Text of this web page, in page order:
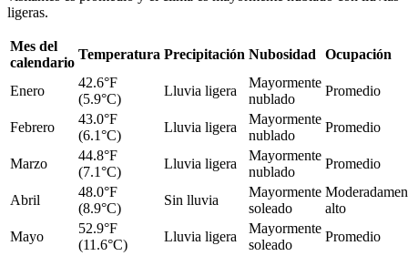
ligeras.
Mes del
calendario
Temperatura Precipitación Nubosidad Ocupación
Enero
42.6°F
(5.9°C)
Lluvia ligera
Mayormente
nublado
Promedio
Febrero
43.0°F
(6.1°C)
Lluvia ligera
Mayormente
nublado
Promedio
Marzo
44.8°F
(7.1°C)
Lluvia ligera
Mayormente
nublado
Promedio
Abril
48.0°F
(8.9°C)
Sin lluvia
Mayormente
soleado
alto
Mayo
52.9°F
(11.6°C)
Lluvia ligera
Mayormente
soleado
Promedio